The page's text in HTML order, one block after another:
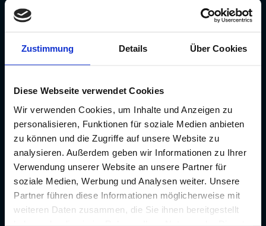
Zustimmung Details Über Cookies
Diese Webseite verwendet Cookies
Wir verwenden Cookies, um Inhalte und Anzeigen zu
personalisieren, Funktionen für soziale Medien anbieten
zu können und die Zugriffe auf unsere Website zu
analysieren. Außerdem geben wir Informationen zu Ihrer
Verwendung unserer Website an unsere Partner für
soziale Medien, Werbung und Analysen weiter. Unsere
Partner führen diese Informationen möglicherweise mit
weiteren Daten zusammen, die Sie ihnen bereitgestellt
Flexible Arbeitszeitmodelle
Individuelle Fach- und Weiterbildungen
Möglichkeit verschiedene Bereiche
kennenzulernen
Ein starkes Team, welches hinter dir steht
Wir sorgen für deine Mobilität
Persönliche Betreuung durch unsere internen
Fachleute